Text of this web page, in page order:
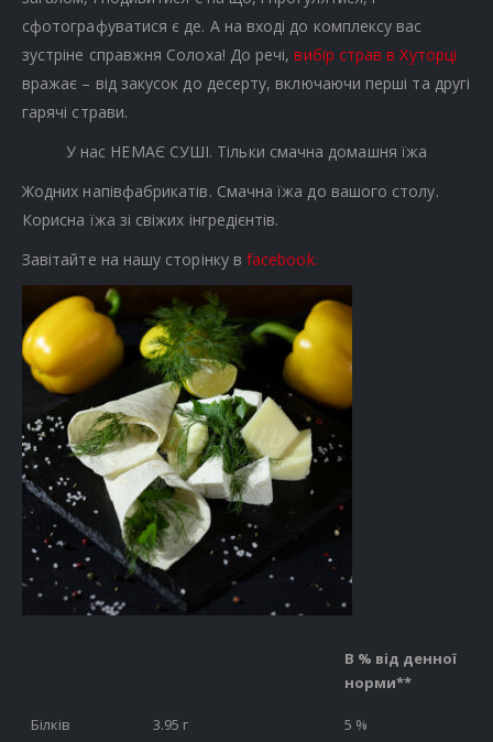
сфотографуватися є де. А на вході до комплексу вас
зустріне справжня Солоха! До речі, вибір страв в Хуторці
вражає – від закусок до десерту, включаючи перші та другі
гарячі страви.
У нас НЕМАЄ СУШІ. Тільки смачна домашня їжа
Жодних напівфабрикатів. Смачна їжа до вашого столу.
Корисна їжа зі свіжих інгредієнтів.
Завітайте на нашу сторінку вfacebook.
В % від денної
норми**
Білків 3.95 г 5 %